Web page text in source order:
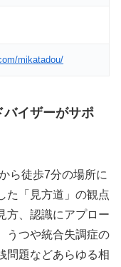
mikatadou/
バイザーがサポ
ら徒歩7分の場所に
た「見方道」の観点
方、認識にアプロー
うつや統合失調症の
問題などあらゆる相